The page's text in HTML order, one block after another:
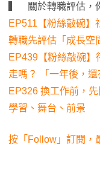
▍ 關於轉職評估，
EP511【粉絲敲碗】
轉職先評估「成長空
EP439【粉絲敲碗】
走嗎？ 「一年後，
EP326 換工作前，
學習、舞台、前景
按「Follow」訂閱，